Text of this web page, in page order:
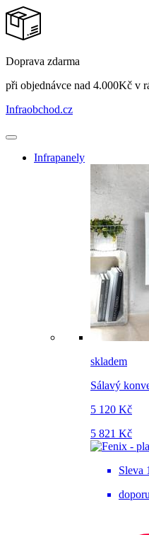
Doprava zdarma
při objednávce nad 4.000Kč v
Infraobchod.cz
Infrapanely
skladem
Sálavý
5 120 Kč
5 821 Kč
Sleva